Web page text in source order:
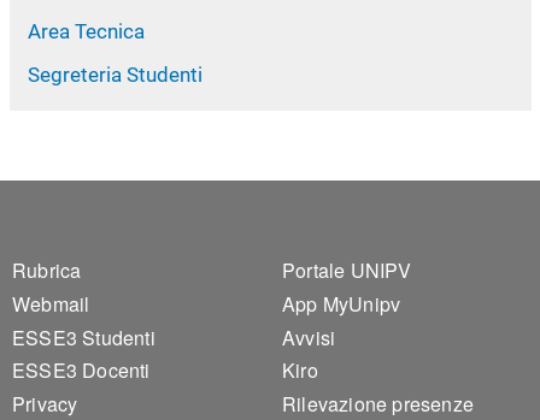
Area Tecnica
Segreteria Studenti
Footer 1
Rubrica
Webmail
ESSE3 Studenti
ESSE3 Docenti
Privacy
Footer 2
Portale UNIPV
App MyUnipv
Avvisi
Kiro
Rilevazione presenze